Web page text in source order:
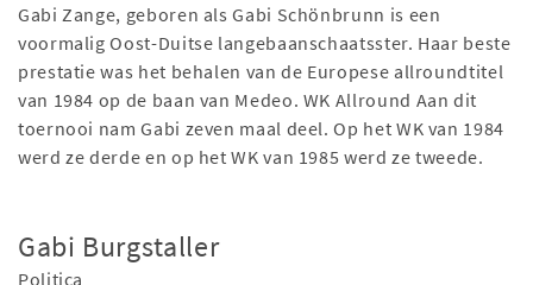
Gabi Zange, geboren als Gabi Schönbrunn is een
voormalig Oost-Duitse langebaanschaatsster. Haar beste
prestatie was het behalen van de Europese allroundtitel
van 1984 op de baan van Medeo. WK Allround Aan dit
toernooi nam Gabi zeven maal deel. Op het WK van 1984
werd ze derde en op het WK van 1985 werd ze tweede.
Gabi Burgstaller
Politica